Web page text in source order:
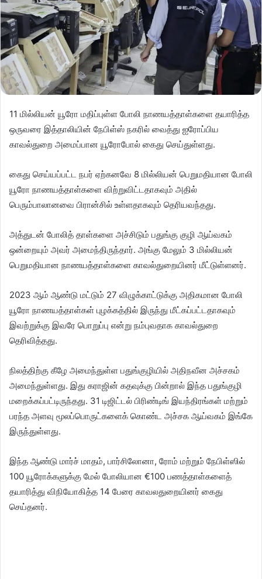
11 மில்லியன் யூரோ மதிப்புள்ள போலி நாணயத்தாள்களை தயாரித்த
ஒருவரை இத்தாலியின் நேபிள்ஸ் நகரில் வைத்து ஐரோப்பிய
காவல்துறை அமைப்பான யூரோபோல் கைது செய்துள்ளது.
கைது செய்யப்பட்ட நபர் ஏற்கனவே 8 மில்லியன் பெறுமதியான போலி
யூரோ நாணயத்தாள்களை விற்றுவிட்டதாகவும் அதில்
பெரும்பாலானவை பிரான்சில் உள்ளதாகவும் தெரியவந்தது.
அத்துடன் போலித் தாள்களை அச்சிடும் பதுங்கு குழி ஆய்வகம்
ஒன்றையும் அவர் அமைந்திருந்தார். அங்கு மேலும் 3 மில்லியன்
பெறுமதியான நாணயத்தாள்களை காவல்துறையினர் மீட்டுள்ளனர்.
2023 ஆம் ஆண்டு மட்டும் 27 விழுக்காட்டுக்கு அதிகமான போலி
யூரோ நாணயத்தாள்கள் புழக்கத்தில் இருந்து மீட்கப்பட்டதாகவும்
இவற்றுக்கு இவரே பொறுப்பு என்று நம்புவதாக காவல்துறை
தெரிவித்தது.
நிலத்திற்கு கீழே அமைந்துள்ள பதுங்குழியில் அதிநவீன அச்சகம்
அமைந்துள்ளது. இது கராஜின் கதவுக்கு பின்றால் இந்த பதுங்குழி
மறைக்கப்பட்டிருந்தது. 31 டிஜிட்டல் பிரிண்டிங் இயந்திரங்கள் மற்றும்
பரந்த அளவு மூலப்பொருட்களைக் கொண்ட அச்சக ஆய்வகம் இங்கே
இருந்துள்ளது.
இந்த ஆண்டு மார்ச் மாதம், பார்சிலோனா, ரோம் மற்றும் நேபிள்ஸில்
100 யூரோக்களுக்கு மேல் போலியான €100 பணத்தாள்களைத்
தயாரித்து விநியோகித்த 14 பேரை காவலதுறையினர் கைது
செய்தனர்.